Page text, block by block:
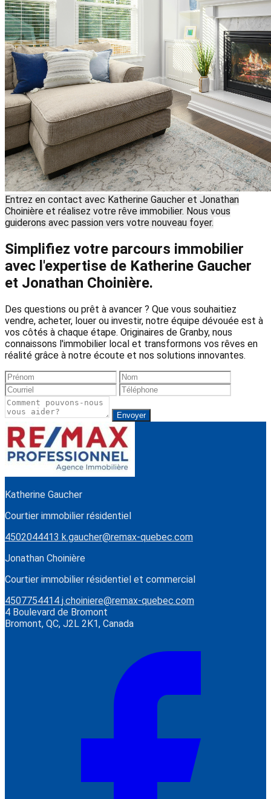
Entrez en contact avec Katherine Gaucher et Jonathan
Choinière et réalisez votre rêve immobilier. Nous vous
guiderons avec passion vers votre nouveau foyer.
Simplifiez votre parcours immobilier
avec l'expertise de Katherine Gaucher
et Jonathan Choinière.
Des questions ou prêt à avancer ? Que vous souhaitiez
vendre, acheter, louer ou investir, notre équipe dévouée est à
vos côtés à chaque étape. Originaires de Granby, nous
connaissons l'immobilier local et transformons vos rêves en
réalité grâce à notre écoute et nos solutions innovantes.
Envoyer
Katherine Gaucher
Courtier immobilier résidentiel
4502044413 k.gaucher@remax-quebec.com
Jonathan Choinière
Courtier immobilier résidentiel et commercial
4507754414 j.choiniere@remax-quebec.com
4 Boulevard de Bromont
Bromont, QC, J2L 2K1, Canada